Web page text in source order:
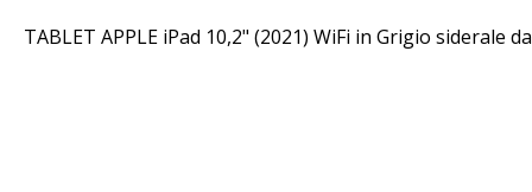
TABLET APPLE iPad 10,2" (2021) WiFi in Grigio siderale